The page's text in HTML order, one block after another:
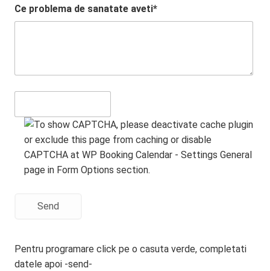
Ce problema de sanatate aveti*
Send
Pentru programare click pe o casuta verde, completati
datele apoi -send-